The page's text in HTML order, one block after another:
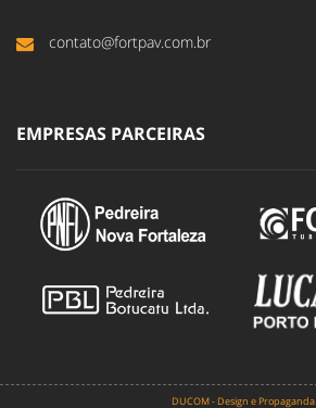
contato@fortpav.com.br
EMPRESAS PARCEIRAS
DUCOM - Design e Propaganda